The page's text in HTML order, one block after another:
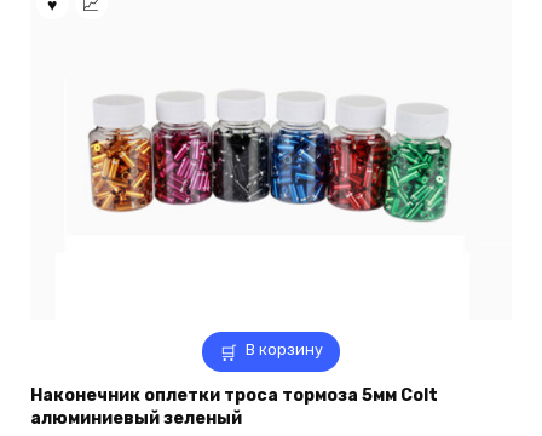
В корзину
Наконечник оплетки троса тормоза 5мм Colt
алюминиевый зеленый